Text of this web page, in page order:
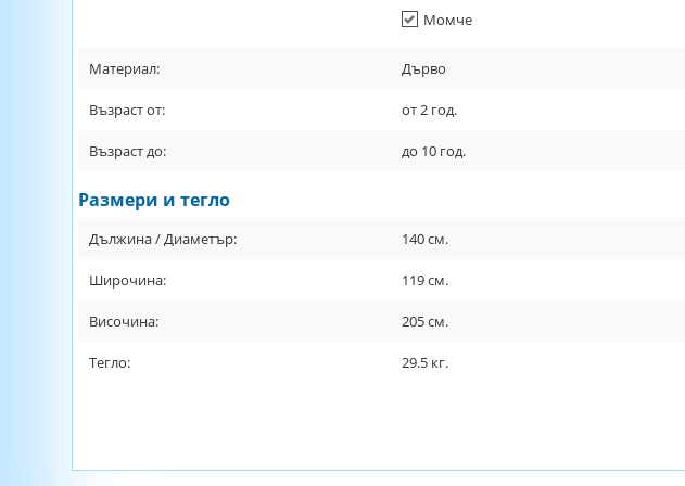
Момче
Материал: Дърво
Възраст от: от2 год.
Възраст до: до 10 год.
Размери и тегло
Дължина / Диаметър: 140см.
Широчина: 119см.
Височина: 205см.
Тегло: 29.5 кг.